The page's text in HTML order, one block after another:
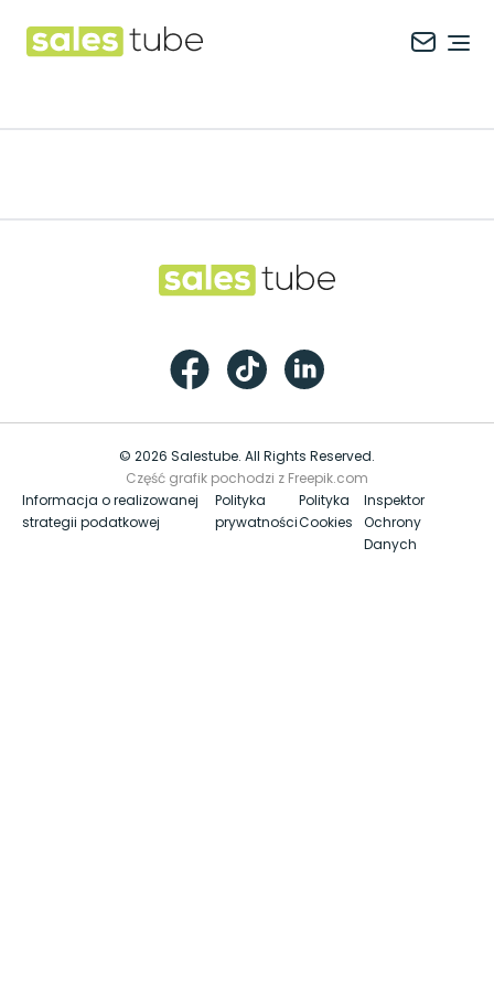
Salestube
Salestube
FacebookTikTok LinkedIn
© 2026 Salestube. All Rights Reserved.
Część grafik pochodzi z Freepik.com
Informacja o realizowanej
strategii podatkowej
Polityka
prywatności
Polityka
Cookies
Inspektor
Ochrony
Danych